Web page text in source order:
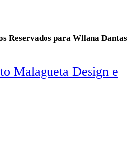
Reservados para Wllana Dantas
Malagueta Design e